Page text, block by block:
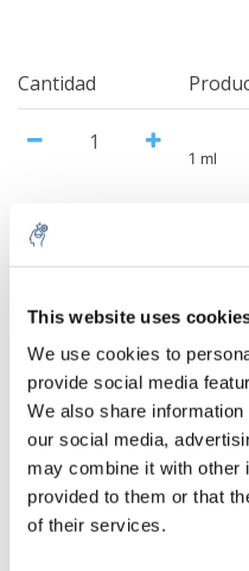
This website uses
We use cookies to
provide social media
We also share
our social media,
may combine it with other
provided to them or that
of their services.
Cantidad
1 ml
Información
Productos